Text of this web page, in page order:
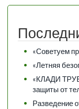
«Советуем
«Летняя
«КЛАДИ
защиты от
Разведение